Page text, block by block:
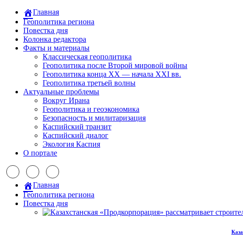
Главная
Геополитика региона
Повестка дня
Колонка редактора
Факты и материалы
Классическая геополитика
Геополитика после Второй мировой войны
Геополитика конца XX — начала XXI вв.
Геополитика третьей волны
Актуальные проблемы
Вокруг Ирана
Геополитика и геоэкономика
Безопасность и милитаризация
Каспийский транзит
Каспийский диалог
Экология Каспия
О портале
Главная
Геополитика региона
Повестка дня